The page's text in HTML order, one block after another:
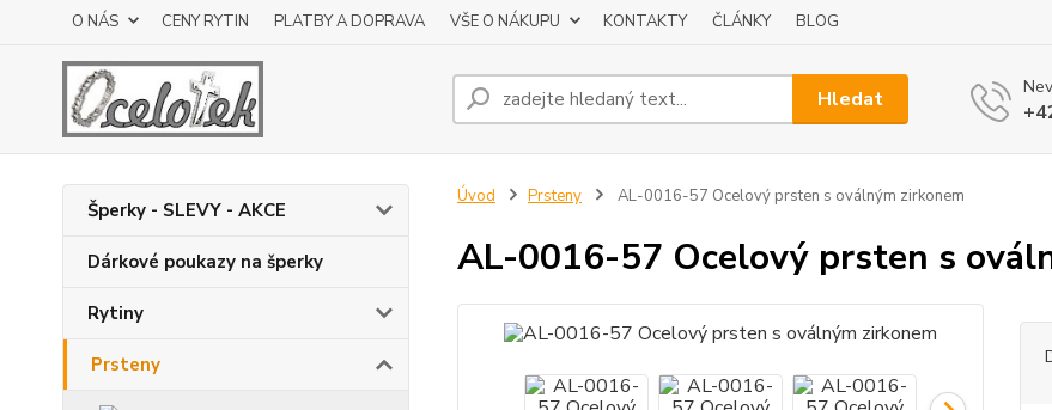
O NÁS CENY RYTIN PLATBY A DOPRAVA VŠE O NÁKUPU KONTAKTY ČLÁNKY BLOG
Hledat
Šperky - SLEVY - AKCE
Dárkové poukazy na šperky
Rytiny
Prsteny
Úvod Prsteny AL-0016-57 Ocelový prsten s oválným zirkonem
AL-0016-57 Ocelový prsten s